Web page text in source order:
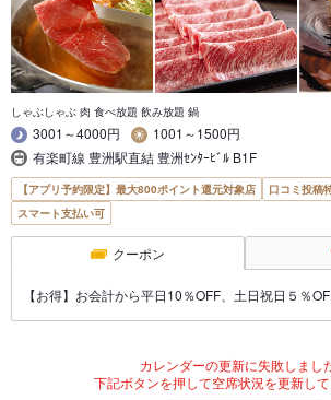
しゃぶしゃぶ 肉 食べ放題 飲み放題 鍋
3001～4000円
1001～1500円
有楽町線 豊洲駅直結 豊洲ｾﾝﾀｰﾋﾞﾙ B1F
【アプリ予約限定】最大800ポイント還元対象店
口コミ投稿
スマート支払い可
クーポン
【お得】お会計から平日10％OFF、土日祝日５％
カレンダーの更新に失敗しました
下記ボタンを押して空席状況を更新して